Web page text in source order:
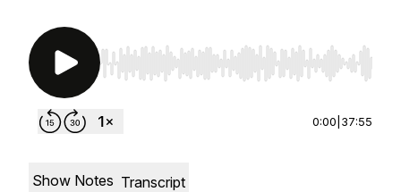
Use Left/Right to seek, Home/End to jump to
0:00 37:55
Show Notes Transcript